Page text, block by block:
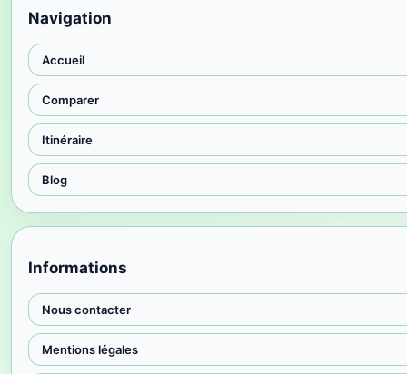
Navigation
Accueil
Comparer
Itinéraire
Blog
Informations
Nous contacter
Mentions légales